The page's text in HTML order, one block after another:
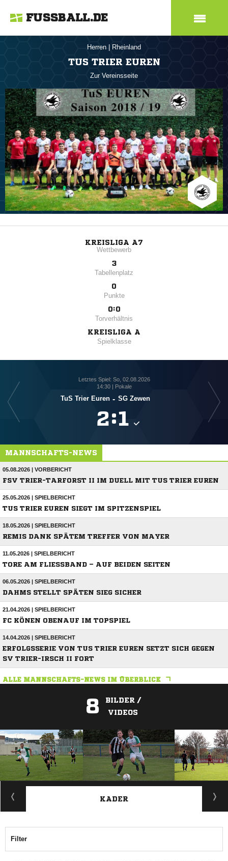
FUSSBALL.DE
Herren Rheinland
TUS TRIER EUREN
Zur Vereinsseite
KREISLIGA A7
Wettbewerb
3
Tabellenplatz
0
Punkte
0:0
Torverhältnis
KREISLIGA A
Spielklasse
Letztes Spiel: So, 02.08.2026
14:30 | Pokale
TuS Trier Euren - SG Zewen
:
MANNSCHAFTS-NEWS
05.08.2026 | VORBERICHT
FSV TRIER-TARFORST II IM DUELL MIT TUS TRIER EUREN
25.05.2026 | SPIELBERICHT
TUS TRIER EUREN SIEGT IM SPITZENSPIEL
18.05.2026 | SPIELBERICHT
REMIS DANK SPÄTEM TREFFER VON MAYER
11.05.2026 | SPIELBERICHT
TORE AM FLIESSBAND – AUF BEIDEN SEITEN
06.05.2026 | SPIELBERICHT
DAHMS STELLT SPÄTEN SIEG SICHER
21.04.2026 | SPIELBERICHT
FC KÖNEN OBENAUF IM TOPSPIEL
14.04.2026 | SPIELBERICHT
ERFOLGSSERIE VON TUS TRIER EUREN SETZT SICH GEGEN
SV TRIER-IRSCH II FORT
ALLE MANNSCHAFTS-NEWS IM ÜBERBLICK
8
BILDER /
VIDEOS
ANZEIGE
KADER
Filter